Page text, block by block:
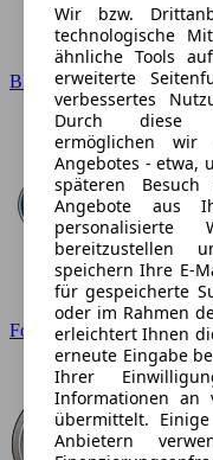
BMW
Ford
Wir bzw.
technologische
ähnliche Tools
erweiterte
verbessertes
Durch diese
ermöglichen wir
Angebotes - etwa,
späteren Besuch
Angebote aus
personalisierte
bereitzustellen
speichern Ihre E-
für gespeicherte
oder im Rahmen
erleichtert Ihnen
erneute Eingabe
Ihrer
Informationen an
übermittelt.
Anbietern